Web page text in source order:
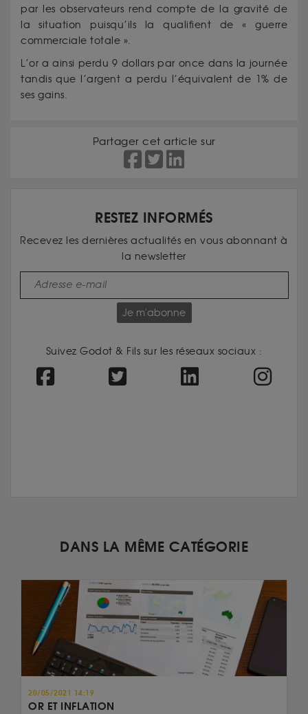
par les observateurs rend compte de la gravité de
la situation puisqu’ils la qualifient de « guerre
commerciale totale ».
L’or a ainsi perdu 9 dollars par once dans la journée
tandis que l’argent a perdu l’équivalent de 1% de
ses gains.
Partager cet article sur
RESTEZ INFORMÉS
Recevez les dernières actualités en vous abonnant à
la newsletter
Je m'abonne
Suivez Godot & Fils sur les réseaux sociaux :
DANS LA MÊME CATÉGORIE
20/05/2021 14:19
OR ET INFLATION